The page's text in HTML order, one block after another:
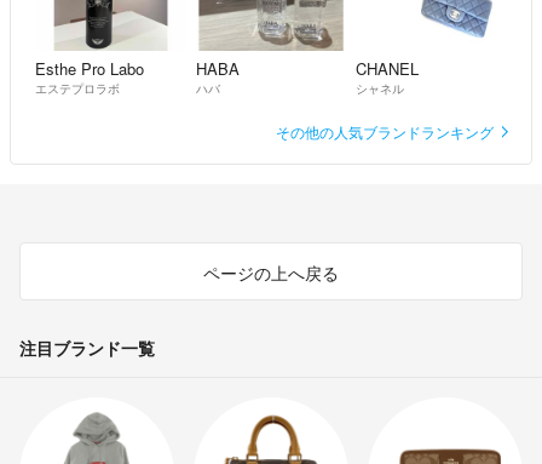
Esthe Pro Labo
エステプロラボ
HABA
ハバ
CHANEL
シャネル
その他の人気ブランドランキング
ページの上へ戻る
注目ブランド一覧